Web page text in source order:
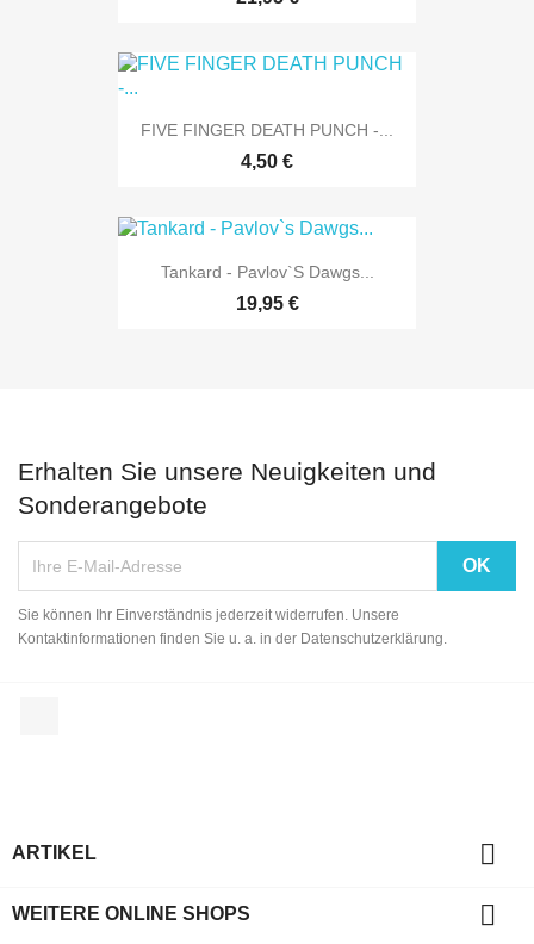
FIVE FINGER DEATH PUNCH -...
4,50 €
Tankard - Pavlov`s Dawgs...
19,95 €
Erhalten Sie unsere Neuigkeiten und
Sonderangebote
Sie können Ihr Einverständnis jederzeit widerrufen. Unsere
Kontaktinformationen finden Sie u. a. in der Datenschutzerklärung.
ARTIKEL 
WEITERE ONLINE SHOPS 